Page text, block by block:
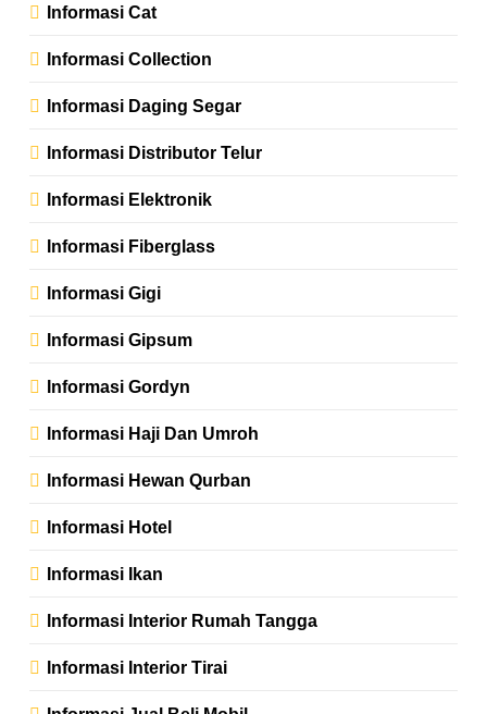
Informasi Cat
Informasi Collection
Informasi Daging Segar
Informasi Distributor Telur
Informasi Elektronik
Informasi Fiberglass
Informasi Gigi
Informasi Gipsum
Informasi Gordyn
Informasi Haji Dan Umroh
Informasi Hewan Qurban
Informasi Hotel
Informasi Ikan
Informasi Interior Rumah Tangga
Informasi Interior Tirai